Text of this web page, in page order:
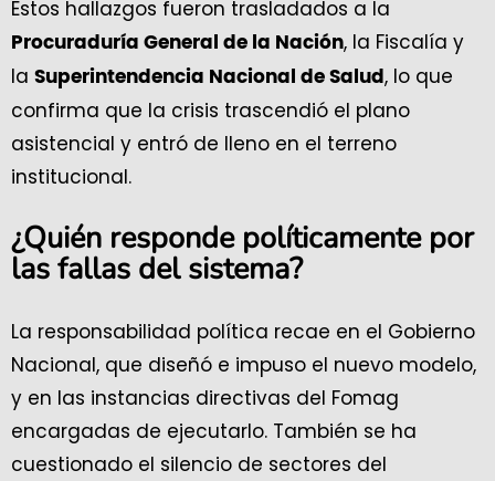
Estos hallazgos fueron trasladados a la
Procuraduría General de la Nación, la Fiscalía y
la Superintendencia Nacional de Salud , lo que
confirma que la crisis trascendió el plano
asistencial y entró de lleno en el terreno
institucional.
¿Quién responde políticamente por
las fallas del sistema?
La responsabilidad política recae en el Gobierno
Nacional, que diseñó e impuso el nuevo modelo,
y en las instancias directivas del Fomag
encargadas de ejecutarlo. También se ha
cuestionado el silencio de sectores del